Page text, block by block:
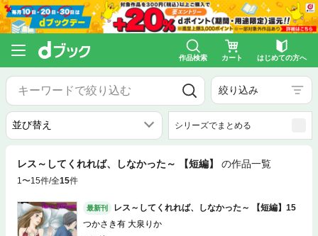
作品検索 カート はじめての方へ
絞り込み
シリーズでまとめる
レス～してくれれば、しなかった～ 【短編】 の作品一覧
1〜15件/全15件
最新刊
レス～してくれれば、しなかった～ 【短編】15
つかさき有 大泉りか